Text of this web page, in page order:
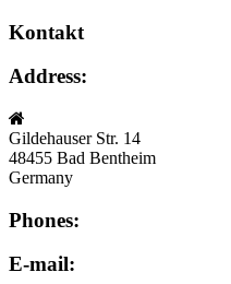
Kontakt
Address:
Gildehauser Str. 14
48455 Bad Bentheim
Germany
Phones:
E-mail: